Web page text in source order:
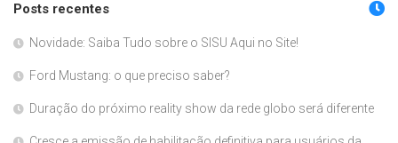
Posts recentes
Novidade: Saiba Tudo sobre o SISU Aqui no Site!
Ford Mustang: o que preciso saber?
Duração do próximo reality show da rede globo será diferente